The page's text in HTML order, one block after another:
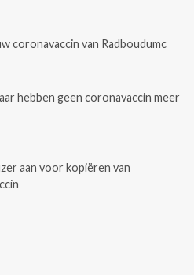
coronavaccin van Radboudumc
hebben geen coronavaccin meer
aan voor kopiëren van